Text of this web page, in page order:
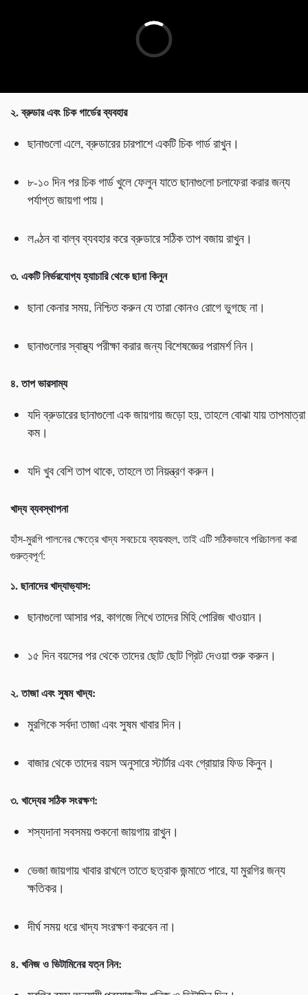
২. ব্রুডার এবং চিক গার্ডের ব্যবহার
ছানাগুলো এলে, ব্রুডারের চারপাশে একটি চিক গার্ড রাখুন।
৮-১০ দিন পর চিক গার্ড খুলে ফেলুন যাতে ছানাগুলো চলাফেরা করার জন্য
পর্যাপ্ত জায়গা পায়।
লণ্ঠন বা বাল্ব ব্যবহার করে ব্রুডারে সঠিক তাপ বজায় রাখুন।
৩. একটি নির্ভরযোগ্য হ্যাচারি থেকে ছানা কিনুন
ছানা কেনার সময়, নিশ্চিত করুন যে তারা কোনও রোগে ভুগছে না।
ছানাগুলোর স্বাস্থ্য পরীক্ষা করার জন্য বিশেষজ্ঞের পরামর্শ নিন।
৪. তাপ ভারসাম্য
যদি ব্রুডারের ছানাগুলো এক জায়গায় জড়ো হয়, তাহলে বোঝা যায় তাপমাত্রা
কম।
যদি খুব বেশি তাপ থাকে, তাহলে তা নিয়ন্ত্রণ করুন।
খাদ্য ব্যবস্থাপনা
হাঁস-মুরগি পালনের ক্ষেত্রে খাদ্য সবচেয়ে ব্যয়বহুল, তাই এটি সঠিকভাবে পরিচালনা করা
গুরুত্বপূর্ণ:
১. ছানাদের খাদ্যাভ্যাস:
ছানাগুলো আসার পর, কাগজে লিখে তাদের মিহি পোরিজ খাওয়ান।
১৫ দিন বয়সের পর থেকে তাদের ছোট ছোট গ্রিট দেওয়া শুরু করুন।
২. তাজা এবং সুষম খাদ্য:
মুরগিকে সর্বদা তাজা এবং সুষম খাবার দিন।
বাজার থেকে তাদের বয়স অনুসারে স্টার্টার এবং গ্রোয়ার ফিড কিনুন।
৩. খাদ্যের সঠিক সংরক্ষণ:
শস্যদানা সবসময় শুকনো জায়গায় রাখুন।
ভেজা জায়গায় খাবার রাখলে তাতে ছত্রাক জন্মাতে পারে, যা মুরগির জন্য
ক্ষতিকর।
দীর্ঘ সময় ধরে খাদ্য সংরক্ষণ করবেন না।
৪. খনিজ ও ভিটামিনের যত্ন নিন: